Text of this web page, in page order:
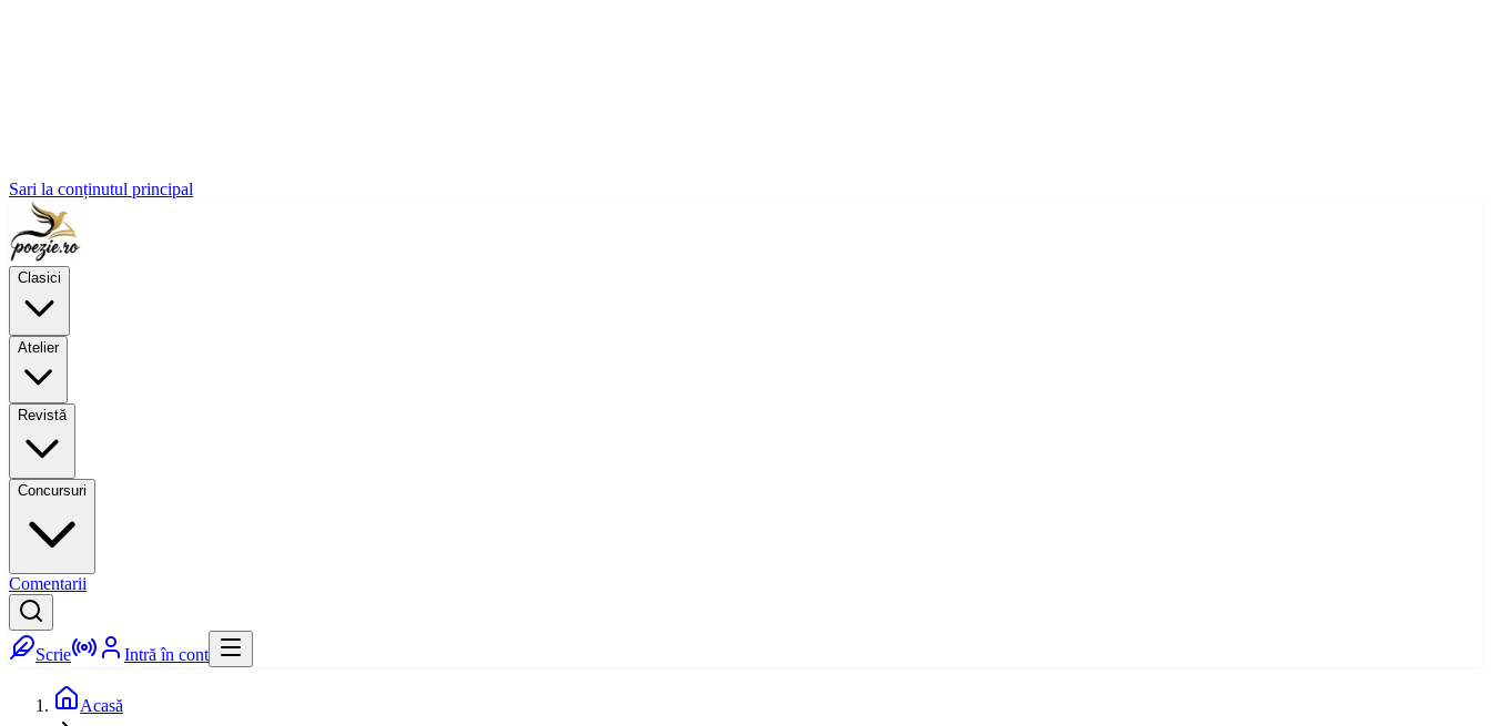
Sari la conținutul principal
Clasici
Atelier
Revistă
Concursuri
Comentarii
Scrie Intră în cont
Acasă